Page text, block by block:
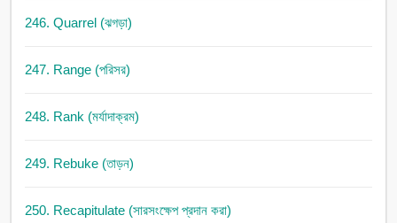
246. Quarrel (ঝগড়া)
247. Range (পরিসর)
248. Rank (মর্যাদাক্রম)
249. Rebuke (তাড়ন)
250. Recapitulate (সারসংক্ষেপ প্রদান করা)